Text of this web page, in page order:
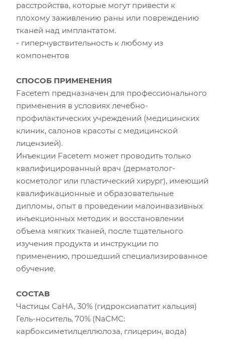
расстройства, которые могут привести к
плохому заживлению раны или повреждению
тканей над имплантатом.
- гиперчувствительность к любому из
компонентов
СПОСОБ ПРИМЕНЕНИЯ
Facetem предназначен для профессионального
применения в условиях лечебно-
профилактических учреждений (медицинских
клиник, салонов красоты с медицинской
лицензией).
Инъекции Facetem может проводить только
квалифицированный врач (дерматолог-
косметолог или пластический хирург), имеющий
квалификационные и образовательные
дипломы, опыт в проведении малоинвазивных
инъекционных методик и восстановлении
объема мягких тканей, после тщательного
изучения продукта и инструкции по
применению, прошедший специализированное
обучение.
СОСТАВ
Частицы CaHA, 30% (гидроксиапатит кальция)
Гель-носитель, 70% (NaCMC:
карбоксиметилцеллюлоза, глицерин, вода)